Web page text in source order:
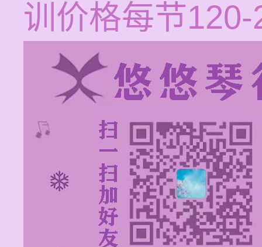
训价格每节